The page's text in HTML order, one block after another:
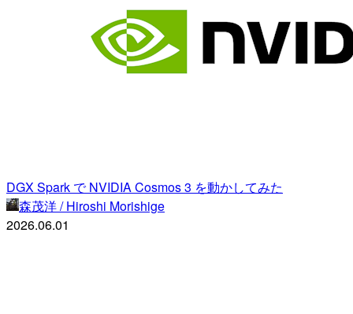
DGX Spark で NVIDIA Cosmos 3 を動かしてみた
森茂洋 / Hiroshi Morishige
2026.06.01